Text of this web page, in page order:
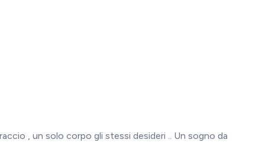
, un solo corpo gli stessi desideri .. Un sogno da